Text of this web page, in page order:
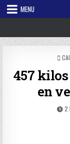
Skip
MENU
457
en
2